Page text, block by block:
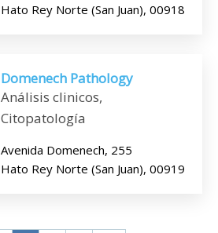
Hato Rey Norte (San Juan), 00918
Domenech Pathology
Análisis clinicos,
Citopatología
Avenida Domenech, 255
Hato Rey Norte (San Juan), 00919